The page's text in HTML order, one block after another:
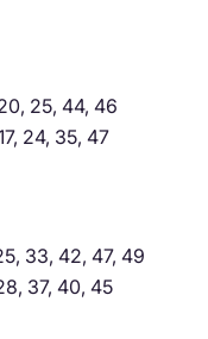
25, 44, 46
24, 35, 47
33, 42, 47, 49
37, 40, 45